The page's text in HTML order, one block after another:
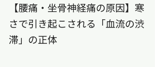
【腰痛・坐骨神経痛の原因】寒
さで引き起こされる「血流の渋
滞」の正体